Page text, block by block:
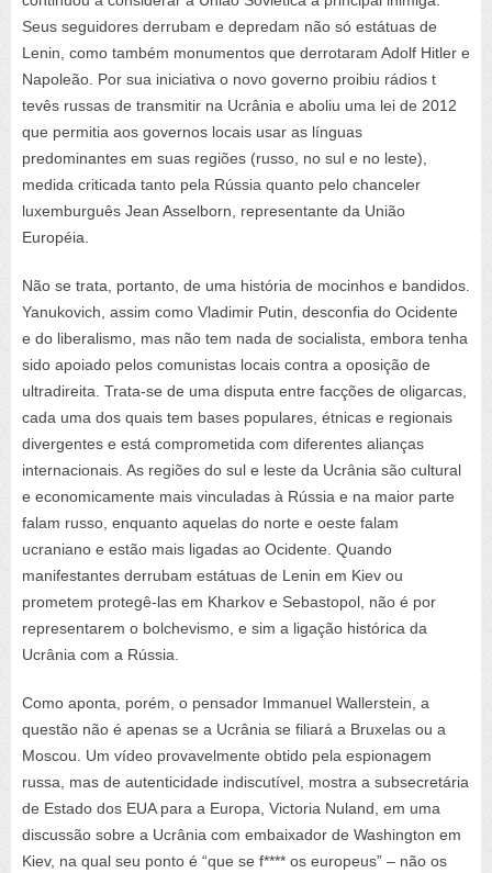
Seus seguidores derrubam e depredam não só estátuas de
Lenin, como também monumentos que derrotaram Adolf Hitler e
Napoleão. Por sua iniciativa o novo governo proibiu rádios t
tevês russas de transmitir na Ucrânia e aboliu uma lei de 2012
que permitia aos governos locais usar as línguas
predominantes em suas regiões (russo, no sul e no leste),
medida criticada tanto pela Rússia quanto pelo chanceler
luxemburguês Jean Asselborn, representante da União
Européia.
Não se trata, portanto, de uma história de mocinhos e bandidos.
Yanukovich, assim como Vladimir Putin, desconfia do Ocidente
e do liberalismo, mas não tem nada de socialista, embora tenha
sido apoiado pelos comunistas locais contra a oposição de
ultradireita. Trata-se de uma disputa entre facções de oligarcas,
cada uma dos quais tem bases populares, étnicas e regionais
divergentes e está comprometida com diferentes alianças
internacionais. As regiões do sul e leste da Ucrânia são cultural
e economicamente mais vinculadas à Rússia e na maior parte
falam russo, enquanto aquelas do norte e oeste falam
ucraniano e estão mais ligadas ao Ocidente. Quando
manifestantes derrubam estátuas de Lenin em Kiev ou
prometem protegê-las em Kharkov e Sebastopol, não é por
representarem o bolchevismo, e sim a ligação histórica da
Ucrânia com a Rússia.
Como aponta, porém, o pensador Immanuel Wallerstein, a
questão não é apenas se a Ucrânia se filiará a Bruxelas ou a
Moscou. Um vídeo provavelmente obtido pela espionagem
russa, mas de autenticidade indiscutível, mostra a subsecretária
de Estado dos EUA para a Europa, Victoria Nuland, em uma
discussão sobre a Ucrânia com embaixador de Washington em
Kiev, na qual seu ponto é “que se f**** os europeus” – não os